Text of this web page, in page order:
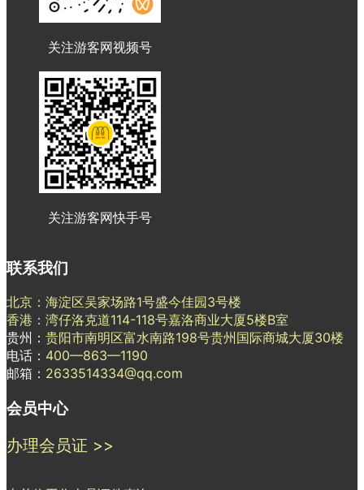
关注游客网视频号
关注游客网快手号
联系我们
北京：海淀区吴家场路1号盛今佳园3号楼
香港：湾仔洛克道114-118号嘉洛商业大厦5楼B室
贵州： 贵阳市南明区富水南路198号贵州国际商城大厦30楼
电话： 400—863—1190
邮箱： 2633514334@qq.com
会员中心
办理会员证 >>